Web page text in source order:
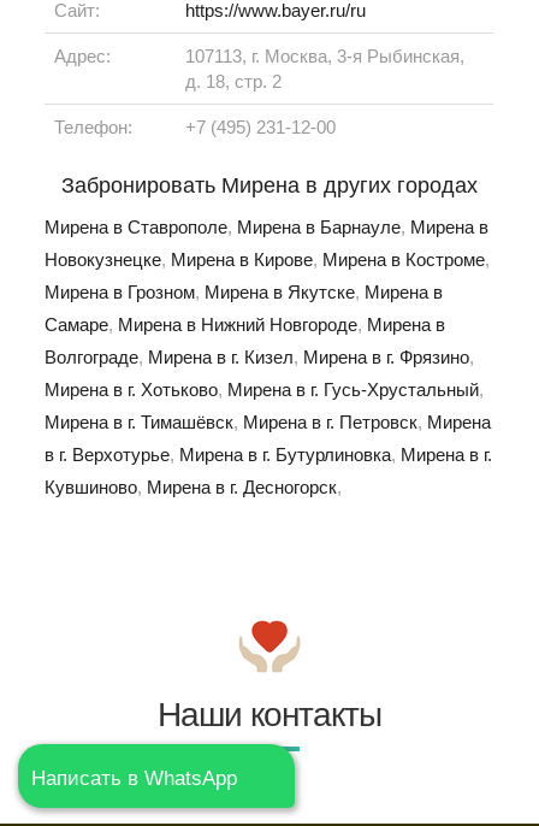
Сайт: https://www.bayer.ru/ru
Адрес:
107113, г. Москва, 3-я Рыбинская,
д. 18, стр. 2
Телефон: +7 (495) 231-12-00
Забронировать Мирена в других городах
Мирена в Ставрополе, Мирена в Барнауле, Мирена в
Новокузнецке, Мирена в Кирове, Мирена в Костроме,
Мирена в Грозном, Мирена в Якутске, Мирена в
Самаре, Мирена в Нижний Новгороде, Мирена в
Волгограде, Мирена в г. Кизел, Мирена в г. Фрязино,
Мирена в г. Хотьково, Мирена в г. Гусь-Хрустальный,
Мирена в г. Тимашёвск, Мирена в г. Петровск, Мирена
в г. Верхотурье, Мирена в г. Бутурлиновка, Мирена в г.
Кувшиново, Мирена в г. Десногорск,
Написать в WhatsApp
Наши контакты